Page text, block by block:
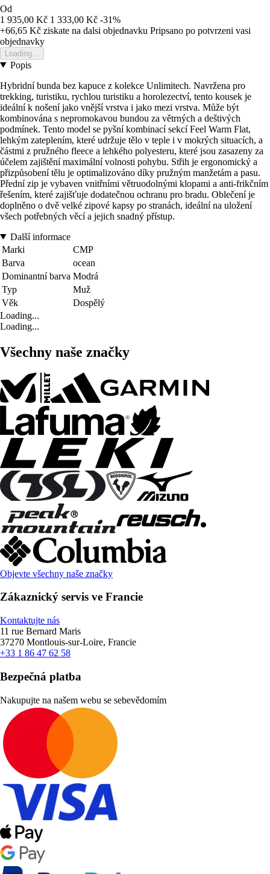
Od
1 935,00 Kč 1 333,00 Kč -31%
+66,65 Kč ziskate na dalsi objednavku Pripsano po potvrzeni vasi
objednavky
Loading...
Popis
Hybridní bunda bez kapuce z kolekce Unlimitech. Navržena pro
trekking, turistiku, rychlou turistiku a horolezectví, tento kousek je
ideální k nošení jako vnější vrstva i jako mezi vrstva. Může být
kombinována s nepromokavou bundou za větrných a deštivých
podmínek. Tento model se pyšní kombinací sekcí Feel Warm Flat,
lehkým zateplením, které udržuje tělo v teple i v mokrých situacích, a
částmi z pružného fleece a lehkého polyesteru, které jsou zasazeny za
účelem zajištění maximální volnosti pohybu. Střih je ergonomický a
přizpůsobení tělu je optimalizováno díky pružným manžetám a pasu.
Přední zip je vybaven vnitřními větruodolnými klopami a anti-frikčním
řešením, které zajišťuje dodatečnou ochranu pro bradu. Oblečení je
doplněno o dvě velké zipové kapsy po stranách, ideální na uložení
všech potřebných věcí a jejich snadný přístup.
Další informace
Marki
CMP
Barva
ocean
Dominantní barva Modrá
Typ
Muž
Věk
Dospělý
Loading...
Loading...
Všechny naše značky
Objevte všechny naše značky
Zákaznický servis ve Francie
Kontaktujte nás
11 rue Bernard Maris
37270 Montlouis-sur-Loire, Francie
+33 1 86 47 62 58
Bezpečná platba
Nakupujte na našem webu se sebevědomím